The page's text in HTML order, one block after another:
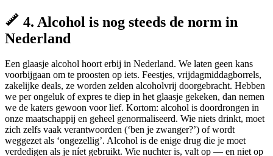
4. Alcohol is nog steeds de norm in
Nederland
Een glaasje alcohol hoort erbij in Nederland. We laten geen kans
voorbijgaan om te proosten op iets. Feestjes, vrijdagmiddagborrels,
zakelijke deals, ze worden zelden alcoholvrij doorgebracht. Hebben
we per ongeluk of expres te diep in het glaasje gekeken, dan nemen
we de katers gewoon voor lief. Kortom: alcohol is doordrongen in
onze maatschappij en geheel genormaliseerd. Wie niets drinkt, moet
zich zelfs vaak verantwoorden (‘ben je zwanger?’) of wordt
weggezet als ‘ongezellig’. Alcohol is de enige drug die je moet
verdedigen als je níet gebruikt. Wie nuchter is, valt op — en niet op